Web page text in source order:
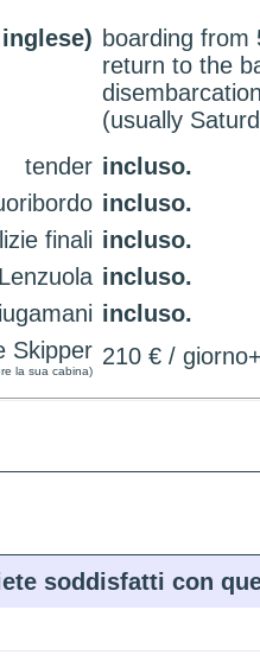
boarding from
return to the
(usually
tender incluso.
incluso.
finali incluso.
Lenzuola incluso.
incluso.
Skipper
la sua cabina)
210 € /
soddisfatti con